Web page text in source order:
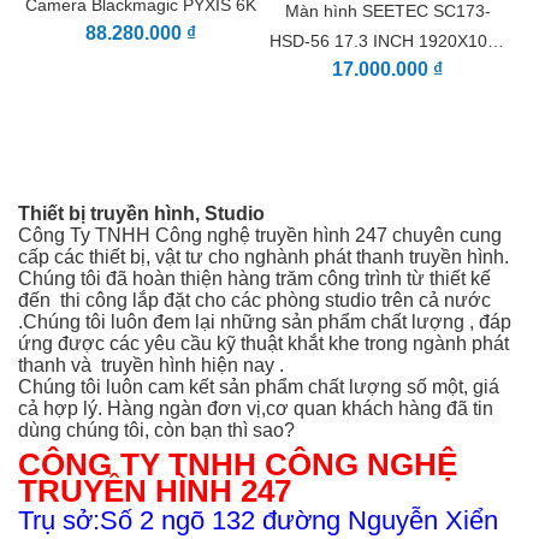
12.288 x 6480, tạo ra con số khổng lồ 80 MP mỗi khung
hình. Cảm biến này được thiết kế với các điểm ảnh màu đỏ,
xanh lá cây và xanh lam bằng nhau, ISO gốc 800 và dải động
Ngàm ống kính PL có thể hoán đổi cho nhau
Được cung cấp với ngàm PL, ngàm ống kính có thể hoán đổi
của URSA Mini Pro 12K cho phép bạn nhanh chóng chuyển
sang ngàm Canon-EF hoặc Nikon-F, cung cấp khả năng tương
thích với nhiều loại ống kính tĩnh và rạp chiếu phim chuyên
nghiệp.
Quy trình làm việc thô 12 bit hiệu quả trong 12K với
Blackmagic Raw
Một codec mới cho phép bạn sử dụng Blackmagic Raw để chỉnh
sửa cảnh quay URSA Mini Pro 12K trên máy tính xách tay và
chỉnh sửa ở bất kỳ độ phân giải nào mà không cần kết xuất
Camera Blackmagic PYXIS 6K
88.280.000 ₫
Màn hình SEETEC SC173-
HSD-56 17.3 INCH 1920X1080
1RU HDMI SDI IN OUT
17.000.000 ₫
Thiết bị truyền hình, Studio
Công Ty TNHH Công nghệ truyền hình 247 chuyên cung
cấp các thiết bị, vật tư cho nghành phát thanh truyền hình.
Chúng tôi đã hoàn thiện hàng trăm công trình từ thiết kế
đến thi công lắp đặt cho các phòng studio trên cả nước
.Chúng tôi luôn đem lại những sản phẩm chất lượng , đáp
ứng được các yêu cầu kỹ thuật khắt khe trong ngành phát
thanh và truyền hình hiện nay .
Chúng tôi luôn cam kết sản phẩm chất lượng số một, giá
cả hợp lý. Hàng ngàn đơn vị,cơ quan khách hàng đã tin
dùng chúng tôi, còn bạn thì sao?
CÔNG TY TNHH CÔNG NGHỆ
TRUYỀN HÌNH 247
Trụ sở:Số 2 ngõ 132 đường Nguyễn Xiển